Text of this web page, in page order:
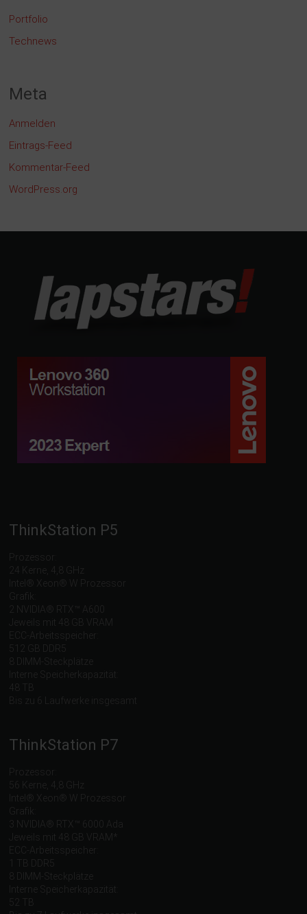
Portfolio
Technews
Meta
Anmelden
Eintrags-Feed
Kommentar-Feed
WordPress.org
ThinkStation P5
Prozessor:
24 Kerne, 4,8 GHz
Intel® Xeon® W Prozessor
Grafik:
2 NVIDIA® RTX™ A600
Jeweils mit 48 GB VRAM
ECC-Arbeitsspeicher:
512 GB DDR5
8 DIMM-Steckplätze
Interne Speicherkapazität:
48 TB
Bis zu 6 Laufwerke insgesamt
ThinkStation P7
Prozessor:
56 Kerne, 4,8 GHz
Intel® Xeon® W Prozessor
Grafik:
3 NVIDIA® RTX™ 6000 Ada
Jeweils mit 48 GB VRAM*
ECC-Arbeitsspeicher:
1 TB DDR5
8 DIMM-Steckplätze
Interne Speicherkapazität: